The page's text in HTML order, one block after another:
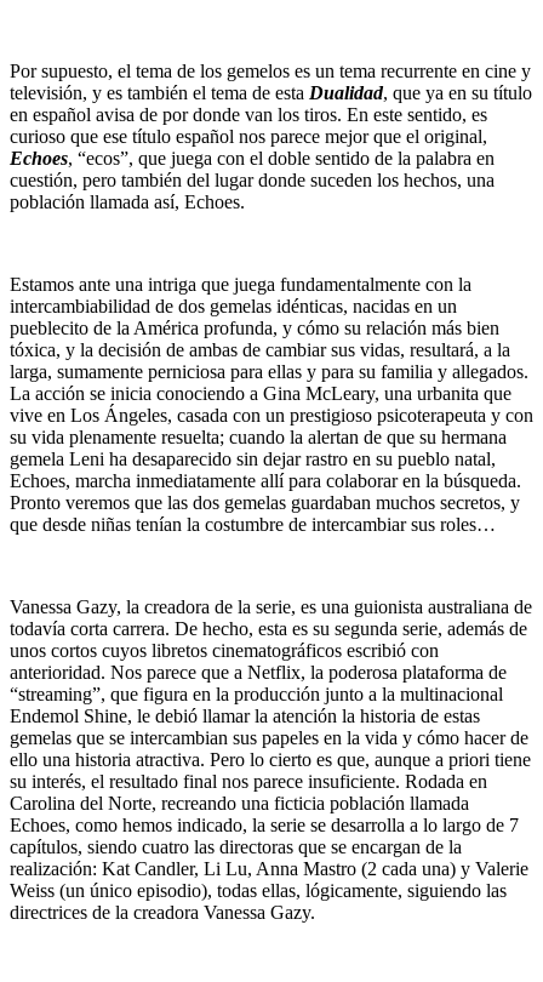
Por supuesto, el tema de los gemelos es un tema recurrente en cine y
televisión, y es también el tema de esta Dualidad, que ya en su título
en español avisa de por donde van los tiros. En este sentido, es
curioso que ese título español nos parece mejor que el original,
Echoes, “ecos”, que juega con el doble sentido de la palabra en
cuestión, pero también del lugar donde suceden los hechos, una
población llamada así, Echoes.
Estamos ante una intriga que juega fundamentalmente con la
intercambiabilidad de dos gemelas idénticas, nacidas en un
pueblecito de la América profunda, y cómo su relación más bien
tóxica, y la decisión de ambas de cambiar sus vidas, resultará, a la
larga, sumamente perniciosa para ellas y para su familia y allegados.
La acción se inicia conociendo a Gina McLeary, una urbanita que
vive en Los Ángeles, casada con un prestigioso psicoterapeuta y con
su vida plenamente resuelta; cuando la alertan de que su hermana
gemela Leni ha desaparecido sin dejar rastro en su pueblo natal,
Echoes, marcha inmediatamente allí para colaborar en la búsqueda.
Pronto veremos que las dos gemelas guardaban muchos secretos, y
que desde niñas tenían la costumbre de intercambiar sus roles…
Vanessa Gazy, la creadora de la serie, es una guionista australiana de
todavía corta carrera. De hecho, esta es su segunda serie, además de
unos cortos cuyos libretos cinematográficos escribió con
anterioridad. Nos parece que a Netflix, la poderosa plataforma de
“streaming”, que figura en la producción junto a la multinacional
Endemol Shine, le debió llamar la atención la historia de estas
gemelas que se intercambian sus papeles en la vida y cómo hacer de
ello una historia atractiva. Pero lo cierto es que, aunque a priori tiene
su interés, el resultado final nos parece insuficiente. Rodada en
Carolina del Norte, recreando una ficticia población llamada
Echoes, como hemos indicado, la serie se desarrolla a lo largo de 7
capítulos, siendo cuatro las directoras que se encargan de la
realización: Kat Candler, Li Lu, Anna Mastro (2 cada una) y Valerie
Weiss (un único episodio), todas ellas, lógicamente, siguiendo las
directrices de la creadora Vanessa Gazy.